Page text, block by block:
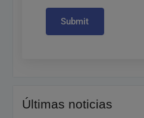
Submit
Últimas noticias